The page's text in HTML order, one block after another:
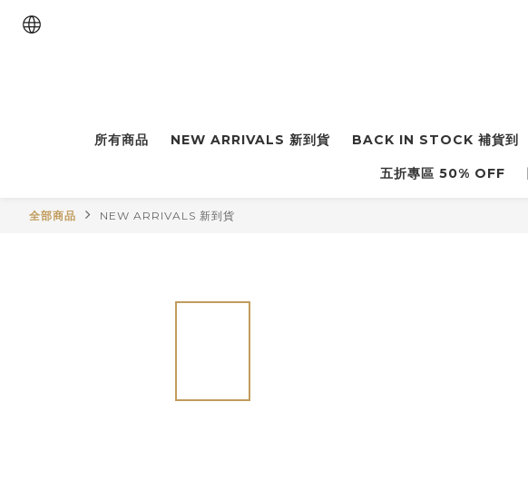
所有商品 NEW ARRIVALS 新到貨 BACK IN STOCK 補貨到
五折專區 50% OFF
全部商品 NEW ARRIVALS 新到貨